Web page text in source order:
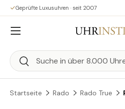
Direkt zum Inhalt
Geprüfte Luxusuhren · seit 2007
Suchen
Suchen
Menü
Startseite Rado Rado True